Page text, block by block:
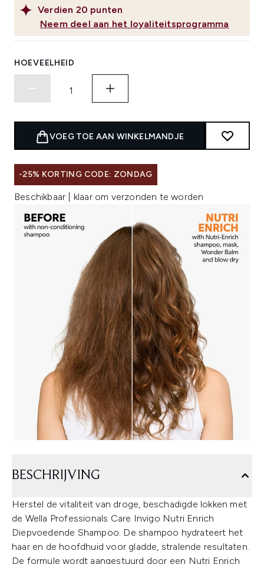
Verdien 20 punten
Neem deel aan het loyaliteitsprogramma
HOEVEELHEID
VOEG TOE AAN WINKELMANDJE
-25% KORTING CODE: ZONDAG
Beschikbaar | klaar om verzonden te worden
BESCHRIJVING
Herstel de vitaliteit van droge, beschadigde lokken met
de Wella Professionals Care Invigo Nutri Enrich
Diepvoedende Shampoo. De shampoo hydrateert het
haar en de hoofdhuid voor gladde, stralende resultaten.
De formule wordt aangestuurd door een Nutri Enrich